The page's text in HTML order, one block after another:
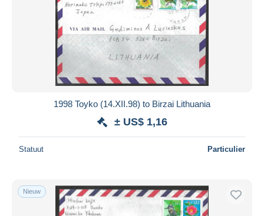
1998 Toyko (14.XII.98) to Birzai Lithuania
± US$ 1,16
Statuut Particulier
Nieuw